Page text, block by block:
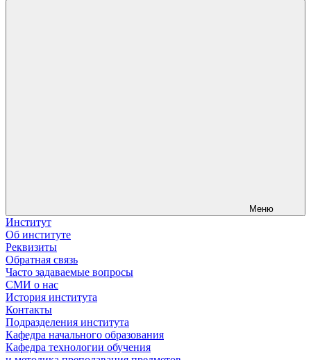
Меню
Институт
Об институте
Реквизиты
Обратная связь
Часто задаваемые вопросы
СМИ о нас
История института
Контакты
Подразделения института
Кафедра начального образования
Кафедра технологии обучения